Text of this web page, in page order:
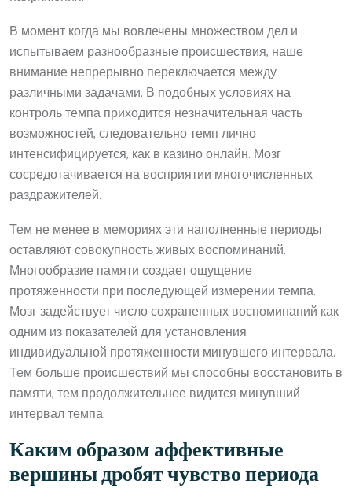
В момент когда мы вовлечены множеством дел и
испытываем разнообразные происшествия, наше
внимание непрерывно переключается между
различными задачами. В подобных условиях на
контроль темпа приходится незначительная часть
возможностей, следовательно темп лично
интенсифицируется, как в казино онлайн. Мозг
сосредотачивается на восприятии многочисленных
раздражителей.
Тем не менее в мемориях эти наполненные периоды
оставляют совокупность живых воспоминаний.
Многообразие памяти создает ощущение
протяженности при последующей измерении темпа.
Мозг задействует число сохраненных воспоминаний как
одним из показателей для установления
индивидуальной протяженности минувшего интервала.
Тем больше происшествий мы способны восстановить в
памяти, тем продолжительнее видится минувший
интервал темпа.
Каким образом аффективные
вершины дробят чувство периода